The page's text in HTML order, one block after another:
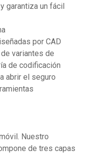
garantiza un fácil
por CAD
variantes de
de codificación
abrir el seguro
Nuestro
de tres capas